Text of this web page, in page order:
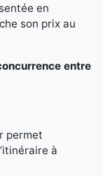
en
son prix au
entre
permet
à